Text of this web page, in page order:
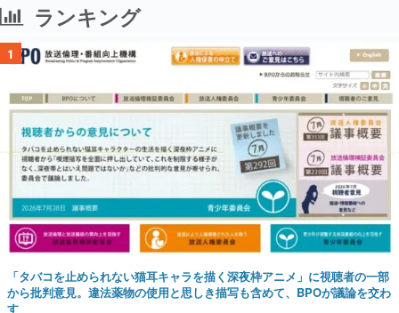
ランキング
1
「タバコを止められない猫耳キャラを描く深夜枠アニメ」に視聴者の一部
から批判意見。違法薬物の使用と思しき描写も含めて、BPOが議論を交わ
す